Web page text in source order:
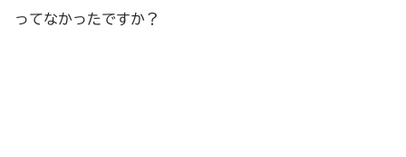
ってなかったですか？